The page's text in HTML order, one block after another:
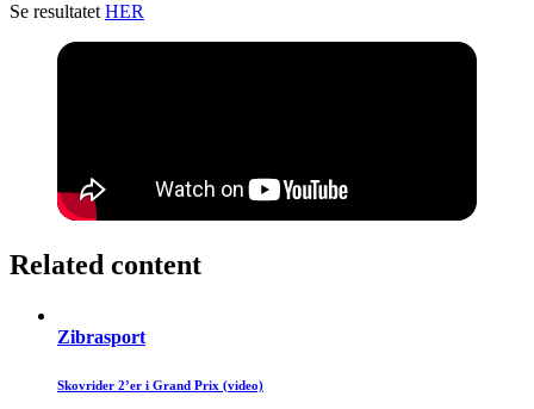
Se resultatetHER
Related content
Zibrasport
Skovrider 2’er i Grand Prix (video)